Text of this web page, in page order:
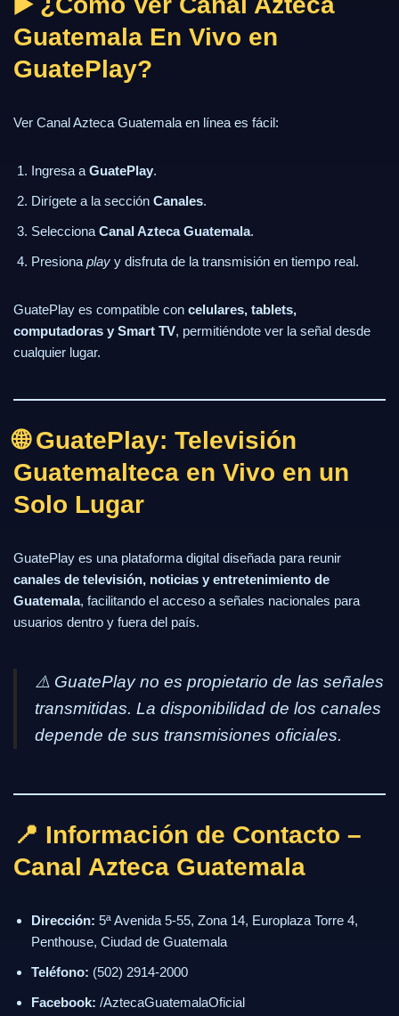
Guatemala En Vivo en
GuatePlay?
Ver Canal Azteca Guatemala en línea es fácil:
Ingresa a GuatePlay.
Dirígete a la sección Canales.
Selecciona Canal Azteca Guatemala.
Presiona play y disfruta de la transmisión en tiempo real.
GuatePlay es compatible con celulares, tablets,
computadoras y Smart TV, permitiéndote ver la señal desde
cualquier lugar.
🌐 GuatePlay: Televisión
Guatemalteca en Vivo en un
Solo Lugar
GuatePlay es una plataforma digital diseñada para reunir
canales de televisión, noticias y entretenimiento de
Guatemala, facilitando el acceso a señales nacionales para
usuarios dentro y fuera del país.
⚠️ GuatePlay no es propietario de las señales
transmitidas. La disponibilidad de los canales
depende de sus transmisiones oficiales.
📍 Información de Contacto –
Canal Azteca Guatemala
Dirección: 5ª Avenida 5-55, Zona 14, Europlaza Torre 4,
Penthouse, Ciudad de Guatemala
Teléfono: (502) 2914-2000
Facebook: /AztecaGuatemalaOficial